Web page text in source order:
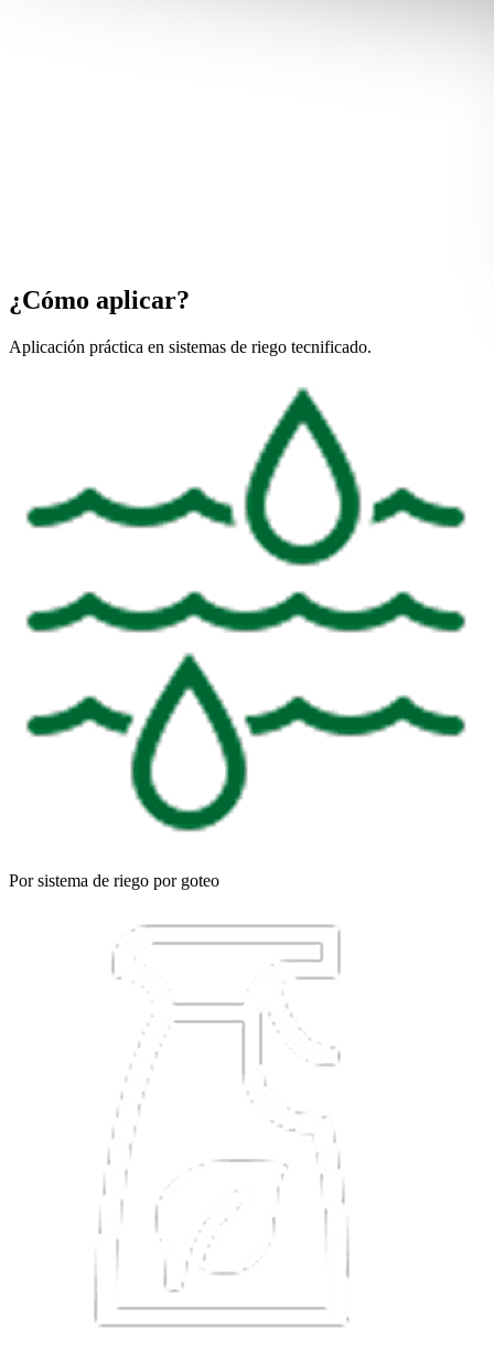
¿Cómo aplicar?
Aplicación práctica en sistemas de riego tecnificado.
Por sistema de riego por goteo